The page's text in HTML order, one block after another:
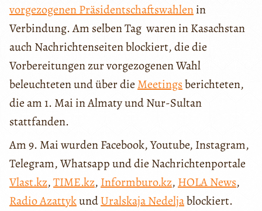
vorgezogenen Präsidentschaftswahlenin
Verbindung. Am selben Tag waren in Kasachstan
auch Nachrichtenseiten blockiert, die die
Vorbereitungen zur vorgezogenen Wahl
beleuchteten und über die Meetingsberichteten,
die am 1. Mai in Almaty und Nur-Sultan
stattfanden.
Am 9. Mai wurden Facebook, Youtube, Instagram,
Telegram, Whatsapp und die Nachrichtenportale
Vlast.kz,TIME.kz, Informburo.kz, HOLA News,
Radio AzattykundUralskaja Nedeljablockiert.